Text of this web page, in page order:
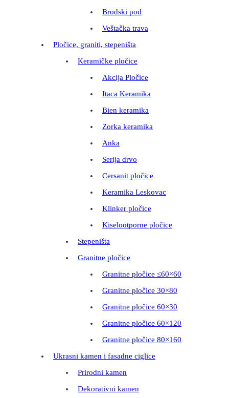
Brodski pod
Veštačka trava
Pločice, graniti, stepeništa
Keramičke pločice
Akcija Pločice
Itaca Keramika
Bien keramika
Zorka keramika
Anka
Serija drvo
Cersanit pločice
Keramika Leskovac
Klinker pločice
Kiselootporne pločice
Stepeništa
Granitne pločice
Granitne pločice ≤60×60
Granitne pločice 30×80
Granitne pločice 60×30
Granitne pločice 60×120
Granitne pločice 80×160
Ukrasni kamen i fasadne ciglice
Prirodni kamen
Dekorativni kamen